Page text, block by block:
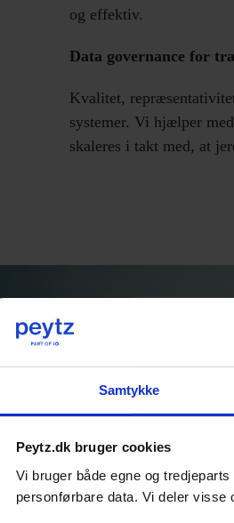
Samtykke
Peytz.dk bruger cookies
Vi bruger både egne og
personførbare data. Vi deler visse
og effektiv.
Data governance for
Kvalitet,
systemer. Vi hjælper
skaleres i takt med, at